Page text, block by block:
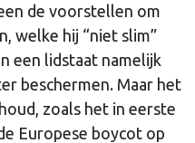
de voorstellen om
welke hij “niet slim”
een lidstaat namelijk
beschermen. Maar het
zoals het in eerste
Europese boycot op